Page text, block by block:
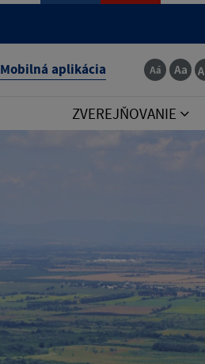
Mobilná aplikácia
ZVEREJŇOVANIE